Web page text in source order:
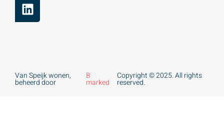
Van Speijk wonen,
beheerd door
B
marked
Copyright © 2025. All rights
reserved.